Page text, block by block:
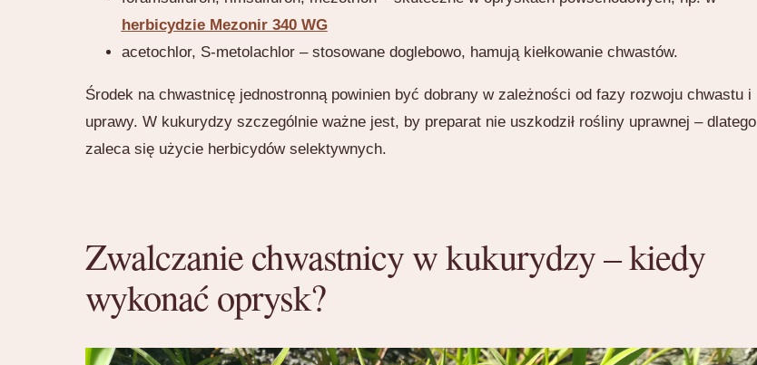
herbicydzie Mezonir 340 WG
acetochlor, S-metolachlor – stosowane doglebowo, hamują kiełkowanie chwastów.
Środek na chwastnicę jednostronną powinien być dobrany w zależności od fazy rozwoju chwastu i
uprawy. W kukurydzy szczególnie ważne jest, by preparat nie uszkodził rośliny uprawnej – dlatego
zaleca się użycie herbicydów selektywnych.
Zwalczanie chwastnicy w kukurydzy – kiedy
wykonać oprysk?